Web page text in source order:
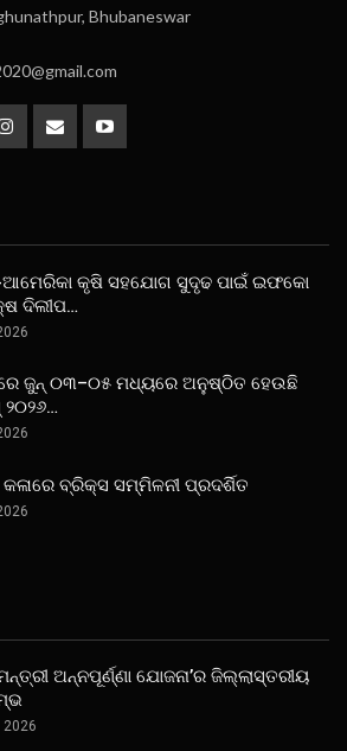
Bhubaneswar
ଆମେରିକା କୃଷି ସହଯୋଗ ସୁଦୃଢ ପାଇଁ ଇଫକୋ
ଦିଲୀପ…
ଜୁନ୍ ୦୩–୦୫ ମଧ୍ୟରେ ଅନୁଷ୍ଠିତ ହେଉଛି
କଳାରେ ବ୍ରିକ୍ସ ସମ୍ମିଳନୀ ପ୍ରଦର୍ଶିତ
ଅନ୍ନପୂର୍ଣ୍ଣା ଯୋଜନା’ର ଜିଲ୍ଲାସ୍ତରୀୟ
2026